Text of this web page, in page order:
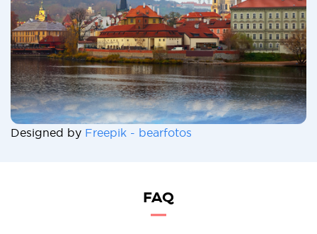
Designed by Freepik - bearfotos
FAQ